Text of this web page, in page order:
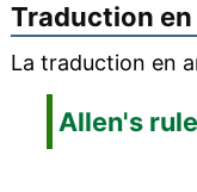
Traduction
La traduction en
Allen's rule